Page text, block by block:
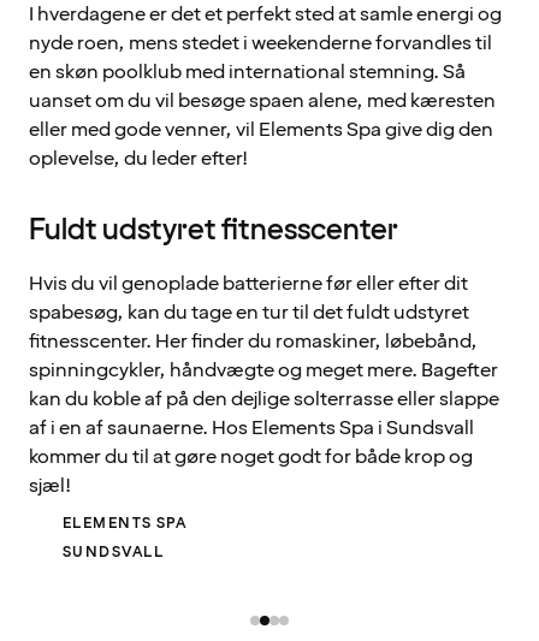
I hverdagene er det et perfekt sted at samle energi og
nyde roen, mens stedet i weekenderne forvandles til
en skøn poolklub med international stemning. Så
uanset om du vil besøge spaen alene, med kæresten
eller med gode venner, vil Elements Spa give dig den
oplevelse, du leder efter!
Fuldt udstyret fitnesscenter
Hvis du vil genoplade batterierne før eller efter dit
spabesøg, kan du tage en tur til det fuldt udstyret
fitnesscenter. Her finder du romaskiner, løbebånd,
spinningcykler, håndvægte og meget mere. Bagefter
kan du koble af på den dejlige solterrasse eller slappe
af i en af saunaerne. Hos Elements Spa i Sundsvall
kommer du til at gøre noget godt for både krop og
sjæl!
ELEMENTS SPA
SUNDSVALL